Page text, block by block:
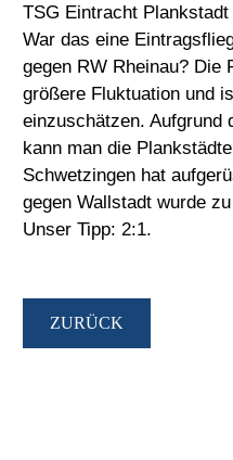
TSG Eintracht
War das eine
gegen RW Rheinau? Die
größere Fluktuation und
einzuschätzen. Aufgrund
kann man die
Schwetzingen hat
gegen Wallstadt wurde
Unser Tipp: 2:1.
ZURÜCK